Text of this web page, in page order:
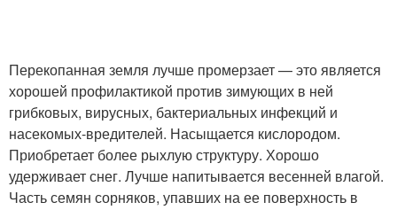
Перекопанная земля лучше промерзает — это является
хорошей профилактикой против зимующих в ней
грибковых, вирусных, бактериальных инфекций и
насекомых-вредителей. Насыщается кислородом.
Приобретает более рыхлую структуру. Хорошо
удерживает снег. Лучше напитывается весенней влагой.
Часть семян сорняков, упавших на ее поверхность в